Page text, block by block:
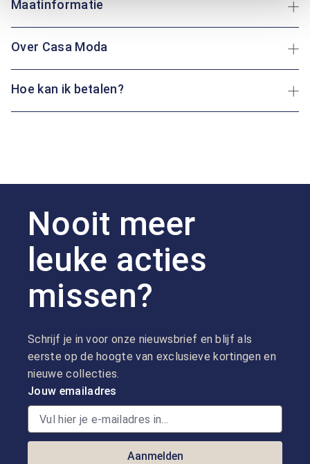
Maatinformatie
Over Casa Moda
Hoe kan ik betalen?
Nooit meer
leuke acties
missen?
Schrijf je in voor onze nieuwsbrief en blijf als
eerste op de hoogte van exclusieve kortingen en
nieuwe collecties.
Jouw emailadres
Aanmelden